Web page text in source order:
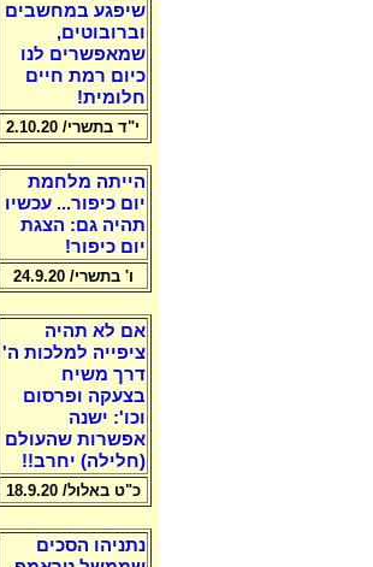
שיפגע במחשבים
וברובוטים,
שמאפשרים לנו
כיום רמת חיים
חלומית!
י"ד בתשרי/ 2.10.20
הייתה מלחמת
יום כיפור... עכשיו
תהיה גם: הצגת
יום כיפור!
ו' בתשרי/ 24.9.20
אם לא תהיה
ציפייה למלכות ה'
דרך משיח
בצעקה ופרסום
וכו': ישנה
אפשרות שהעולם
(חלילה) יחרב!!
כ"ט באלול/ 18.9.20
נתניהו הסכים